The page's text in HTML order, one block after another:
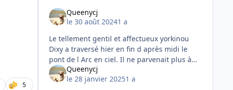
5
Queenycj
le 30 août 20241 a
Le tellement gentil et affectueux yorkinou
Dixy a traversé hier en fin d après midi le
pont de l Arc en ciel. Il ne parvenait plus à
respirer malgré les traitements et tout le
confort que lui apporta
Queenycj
le 28 janvier 20251 a